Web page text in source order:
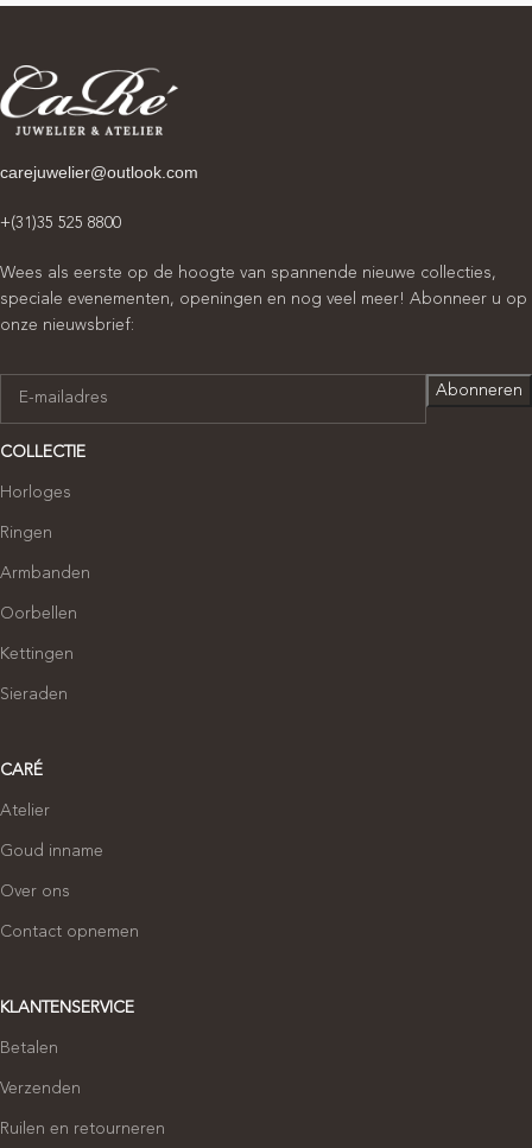
carejuwelier@outlook.com
+(31)35 525 8800
Wees als eerste op de hoogte van spannende nieuwe collecties,
speciale evenementen, openingen en nog veel meer! Abonneer u op
onze nieuwsbrief:
COLLECTIE
Horloges
Ringen
Armbanden
Oorbellen
Kettingen
Sieraden
CARÉ
Atelier
Goud inname
Over ons
Contact opnemen
KLANTENSERVICE
Betalen
Verzenden
Ruilen en retourneren